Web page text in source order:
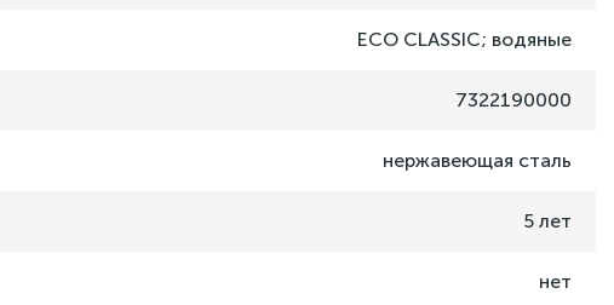
ECO CLASSIC; водяные
7322190000
нержавеющая сталь
5 лет
нет